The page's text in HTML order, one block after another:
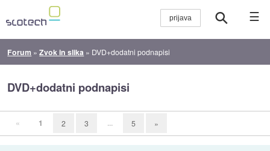
☰
Forum »Zvok in slika » DVD+dodatni podnapisi
DVD+dodatni podnapisi
« 1 2 3 ... 5 »